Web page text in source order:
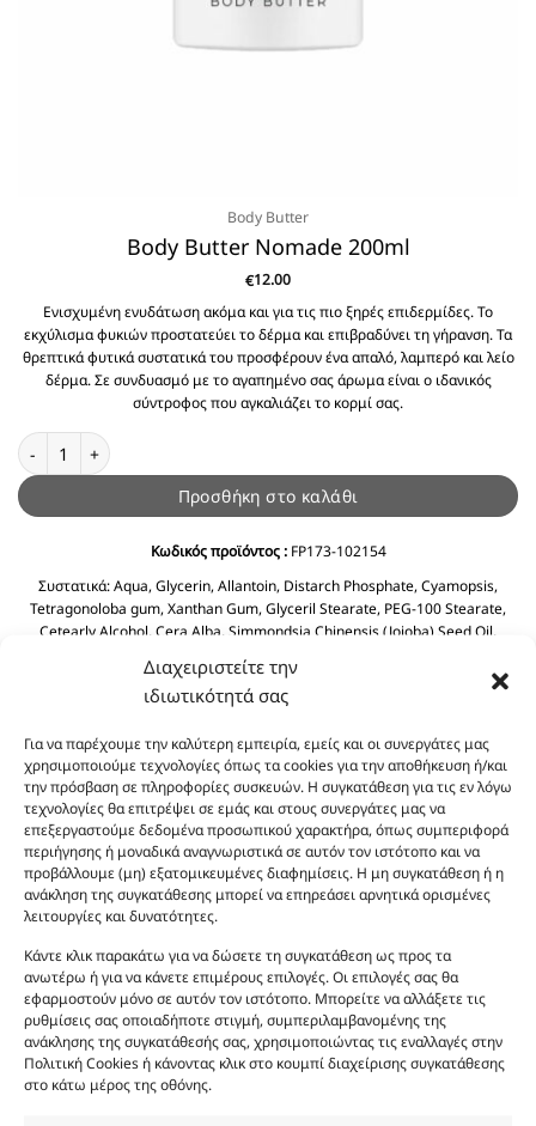
Διαχειριστείτε την
ιδιωτικότητά σας
Για να παρέχουμε την καλύτερη εμπειρία, εμείς και οι συνεργάτες μας
χρησιμοποιούμε τεχνολογίες όπως τα cookies για την αποθήκευση ή/και
την πρόσβαση σε πληροφορίες συσκευών. Η συγκατάθεση για τις εν λόγω
τεχνολογίες θα επιτρέψει σε εμάς και στους συνεργάτες μας να
επεξεργαστούμε δεδομένα προσωπικού χαρακτήρα, όπως συμπεριφορά
περιήγησης ή μοναδικά αναγνωριστικά σε αυτόν τον ιστότοπο και να
προβάλλουμε (μη) εξατομικευμένες διαφημίσεις. Η μη συγκατάθεση ή η
ανάκληση της συγκατάθεσης μπορεί να επηρεάσει αρνητικά ορισμένες
λειτουργίες και δυνατότητες.
Κάντε κλικ παρακάτω για να δώσετε τη συγκατάθεση ως προς τα
ανωτέρω ή για να κάνετε επιμέρους επιλογές. Οι επιλογές σας θα
εφαρμοστούν μόνο σε αυτόν τον ιστότοπο. Μπορείτε να αλλάξετε τις
ρυθμίσεις σας οποιαδήποτε στιγμή, συμπεριλαμβανομένης της
ανάκλησης της συγκατάθεσής σας, χρησιμοποιώντας τις εναλλαγές στην
Πολιτική Cookies ή κάνοντας κλικ στο κουμπί διαχείρισης συγκατάθεσης
στο κάτω μέρος της οθόνης.
Body Butter
Body Butter Nomade 200ml
€12.00
Ενισχυμένη ενυδάτωση ακόμα και για τις πιο ξηρές επιδερμίδες. Το
εκχύλισμα φυκιών προστατεύει το δέρμα και επιβραδύνει τη γήρανση. Τα
θρεπτικά φυτικά συστατικά του προσφέρουν ένα απαλό, λαμπερό και λείο
δέρμα. Σε συνδυασμό με το αγαπημένο σας άρωμα είναι ο ιδανικός
σύντροφος που αγκαλιάζει το κορμί σας.
Body Butter Nomade 200ml ποσότητα
Προσθήκη στο καλάθι
Κωδικός προϊόντος :FP173-102154
Συστατικά:Aqua, Glycerin, Allantoin, Distarch Phosphate, Cyamopsis,
Tetragonoloba gum, Xanthan Gum, Glyceril Stearate, PEG-100 Stearate,
Cetearly Alcohol, Cera Alba, Simmondsia Chinensis (Jojoba) Seed Oil,
Helianthus Annuus Seed Oil, Prunus Amygdalus Dulcis (Sweet Almond) Oil
Tocopheryl Acetate, Cyclopentasiloxane, Phenoxyethanol, Chlorphenesin
Οι φωτογραφίες των προϊόντων είναι ενδεικτικές
και δεν είναι προς πώληση το εικονιζόμενο προϊόν.
Σκοπός τους είναι η διευκόλυνση της επιλογής σας.
Σε καμία περίπτωση δεν αντιστοιχούν στα
αυθεντικά αρώματα και δεν ανταποκρίνονται στην
πραγματικότητα. Πρόθεση της επιχείρησης μας δεν
είναι η παραπλάνηση και η εξαπάτηση του